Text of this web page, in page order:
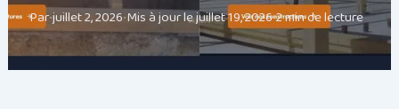
Par•juillet 2, 2026•Mis à jour lejuillet 19, 2026•2 min de lecture